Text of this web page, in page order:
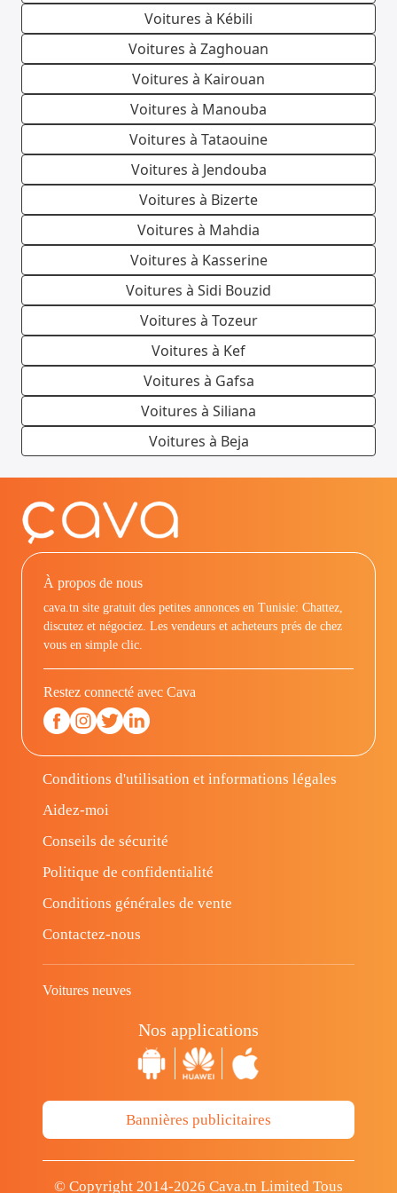
Voitures à Kébili
Voitures à Zaghouan
Voitures à Kairouan
Voitures à Manouba
Voitures à Tataouine
Voitures à Jendouba
Voitures à Bizerte
Voitures à Mahdia
Voitures à Kasserine
Voitures à Sidi Bouzid
Voitures à Tozeur
Voitures à Kef
Voitures à Gafsa
Voitures à Siliana
Voitures à Beja
À propos de nous
cava.tn site gratuit des petites annonces en Tunisie: Chattez,
discutez et négociez. Les vendeurs et acheteurs prés de chez
vous en simple clic.
Restez connecté avec Cava
Conditions d'utilisation et informations légales
Aidez-moi
Conseils de sécurité
Politique de confidentialité
Conditions générales de vente
Contactez-nous
Voitures neuves
Nos applications
Bannières publicitaires
© Copyright 2014-2026 Cava.tn Limited Tous